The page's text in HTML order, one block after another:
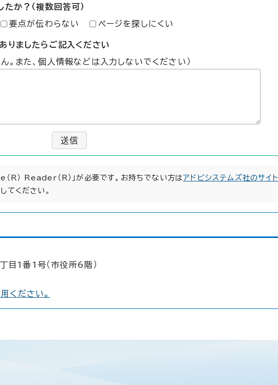
か？（複数回答可）
要点が伝わらない ページを探しにくい
りましたらご記入ください
。また、個人情報などは入力しないでください）
送信
R） Reader（R）」が必要です。お持ちでない方はアドビシステムズ社のサイト
てください。
1番1号（市役所6階）
ください。